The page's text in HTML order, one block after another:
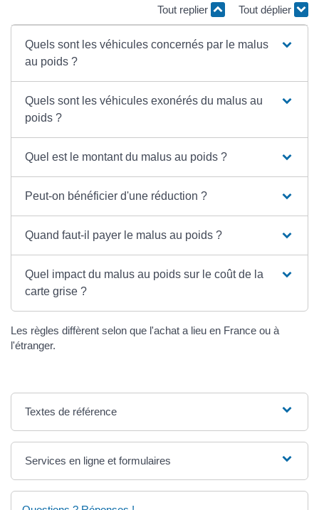
Tout replier Tout déplier
Quels sont les véhicules concernés par le malus
au poids ?
Quels sont les véhicules exonérés du malus au
poids ?
Quel est le montant du malus au poids ?
Peut-on bénéficier d'une réduction ?
Quand faut-il payer le malus au poids ?
Quel impact du malus au poids sur le coût de la
carte grise ?
Les règles diffèrent selon que l'achat a lieu en France ou à
l'étranger.
Textes de référence
Services en ligne et formulaires